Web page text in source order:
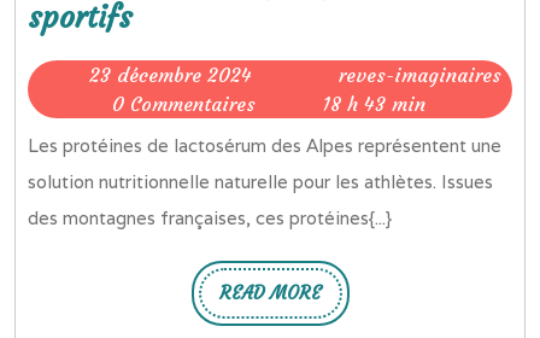
sportifsLes
bienfaits
des
protéines
de
lactosérum
des
Alpes
pour
23 décembre 2024
décembre
reves-imaginaires
0 Commentaires 18 h 43 min
Les protéines de lactosérum des Alpes représentent une
solution nutritionnelle naturelle pour les athlètes. Issues
des montagnes françaises, ces protéines{...}
READ MORE
READ
MORE